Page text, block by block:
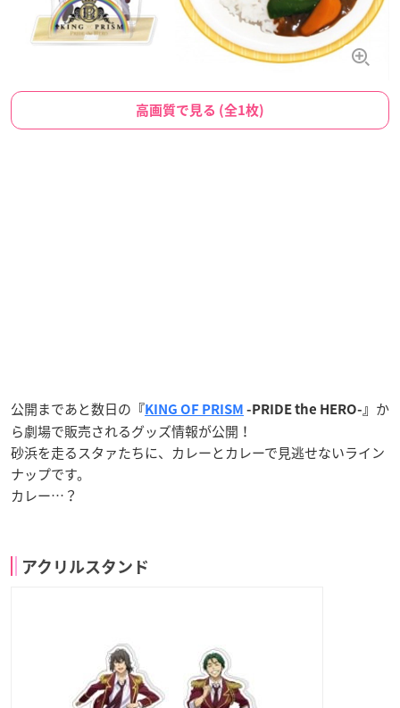
高画質で見る (全1枚)
公開まであと数日の 『KING OF PRISM -PRIDE the HERO-』 か
ら劇場で販売されるグッズ情報が公開！
砂浜を走るスタァたちに、カレーとカレーで見逃せないライン
ナップです。
カレー…？
アクリルスタンド